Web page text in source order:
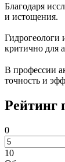
Благодаря
и истощения.
Гидрогеологи
критично для
В профессии
точность и
Рейтинг
0
10